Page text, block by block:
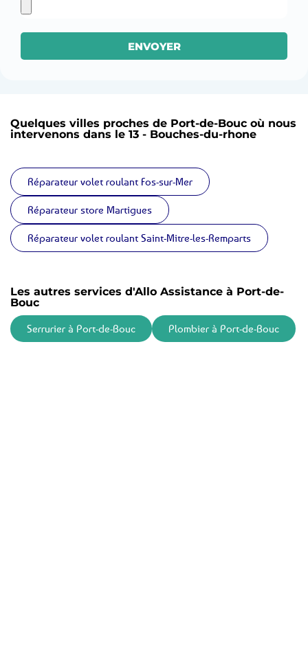
ENVOYER
Quelques villes proches de Port-de-Bouc où nous
intervenons dans le 13 - Bouches-du-rhone
Réparateur volet roulant Fos-sur-Mer
Réparateur store Martigues
Réparateur volet roulant Saint-Mitre-les-Remparts
Les autres services d'Allo Assistance à Port-de-
Bouc
Serrurier à Port-de-Bouc Plombier à Port-de-Bouc